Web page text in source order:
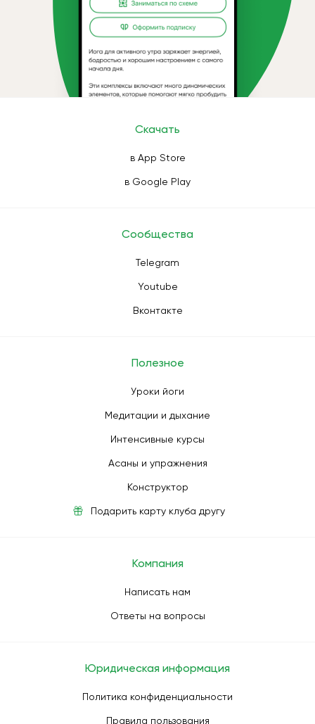
Скачать
в App Store
в Google Play
Сообщества
Telegram
Youtube
Вконтакте
Полезное
Уроки йоги
Медитации и дыхание
Интенсивные курсы
Асаны и упражнения
Конструктор
Подарить карту клуба другу
Компания
Написать нам
Ответы на вопросы
Юридическая информация
Политика конфиденциальности
Правила пользования